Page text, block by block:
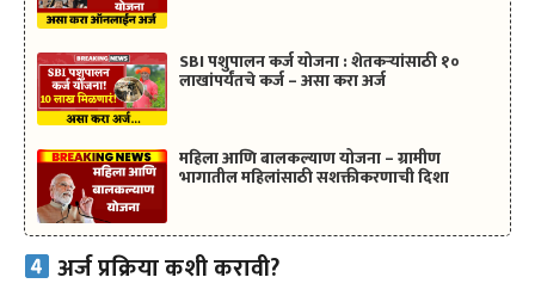
SBI पशुपालन कर्ज योजना : शेतकऱ्यांसाठी १०
लाखांपर्यंतचे कर्ज – असा करा अर्ज
महिला आणि बालकल्याण योजना – ग्रामीण
भागातील महिलांसाठी सशक्तीकरणाची दिशा
अर्ज प्रक्रिया कशी करावी?